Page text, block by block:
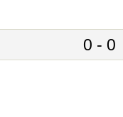
0 - 0